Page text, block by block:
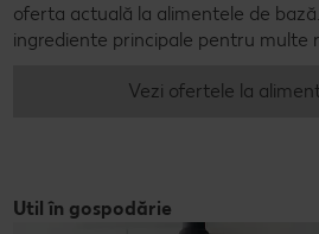
oferta actuală la alimentele de
ingrediente principale pentru multe
Vezi ofertele la
Util în gospodărie